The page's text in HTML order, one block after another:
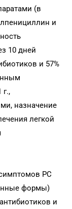
(в
и
10 дней
и 57%
г.,
назначение
легкой
РС
формы)
и